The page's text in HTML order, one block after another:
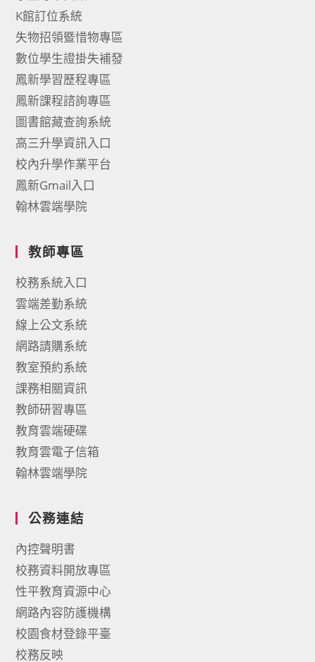
K館訂位系統
失物招領暨惜物專區
數位學生證掛失補發
鳳新學習歷程專區
鳳新課程諮詢專區
圖書館藏查詢系統
高三升學資訊入口
校內升學作業平台
鳳新Gmail入口
翰林雲端學院
教師專區
校務系統入口
雲端差勤系統
線上公文系統
網路請購系統
教室預約系統
課務相關資訊
教師研習專區
教育雲端硬碟
教育雲電子信箱
翰林雲端學院
公務連結
內控聲明書
校務資料開放專區
性平教育資源中心
網路內容防護機構
校園食材登錄平臺
校務反映